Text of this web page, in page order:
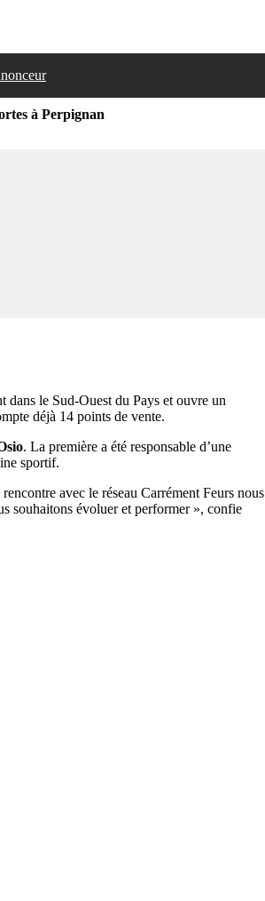
à Perpignan
dans le Sud-Ouest du Pays et ouvre un
déjà 14 points de vente.
. La première a été responsable d’une
sportif.
avec le réseau Carrément Feurs nous
souhaitons évoluer et performer », confie